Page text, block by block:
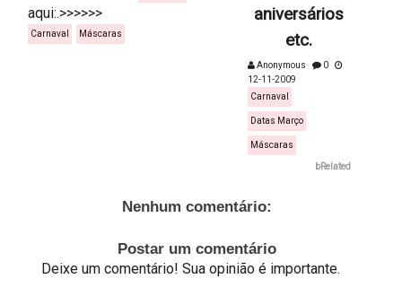
aqui:.>>>>>>
Carnaval Máscaras
aniversários
etc.
Anonymous
0
12-11-2009
Carnaval
Datas Março
Máscaras
bRelated
Nenhum comentário:
Postar um comentário
Deixe um comentário! Sua opinião é importante.